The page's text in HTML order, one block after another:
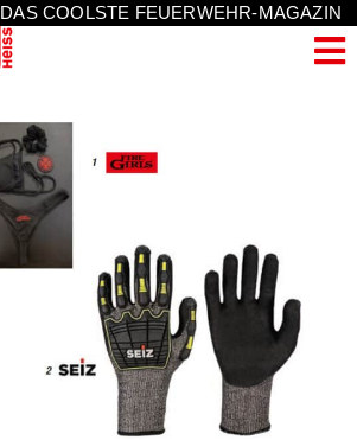
DAS COOLSTE FEUERWEHR-MAGAZIN